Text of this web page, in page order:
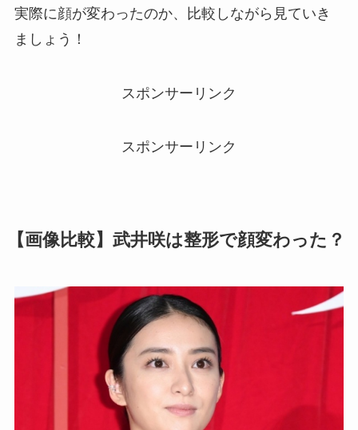
実際に顔が変わったのか、比較しながら見ていき
ましょう！
スポンサーリンク
スポンサーリンク
【画像比較】武井咲は整形で顔変わった？